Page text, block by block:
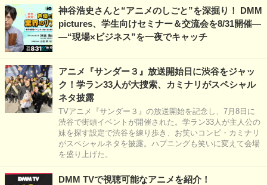
神谷浩史さんと“アニメのしごと”を深掘り！ DMM
pictures、学生向けセミナー＆交流会を8/31開催―
―“現場×ビジネス”を一夜でキャッチ
アニメ『サンダー３』放送開始日に渋谷をジャッ
ク！学ラン33人が大捜索、カミナリがスペシャル
ネタ披露
TVアニメ『サンダー３』の放送開始を記念し、7月8日に
渋谷で街頭イベントが開催された。学ラン33人が主人公の
妹を探す設定で渋谷を練り歩き、お笑いコンビ・カミナリ
がスペシャルネタを披露。ハプニングも笑いに変えて会場
を盛り上げた。
DMM TVで視聴可能なアニメを紹介！